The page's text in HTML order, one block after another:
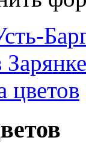
Зарянке
цветов